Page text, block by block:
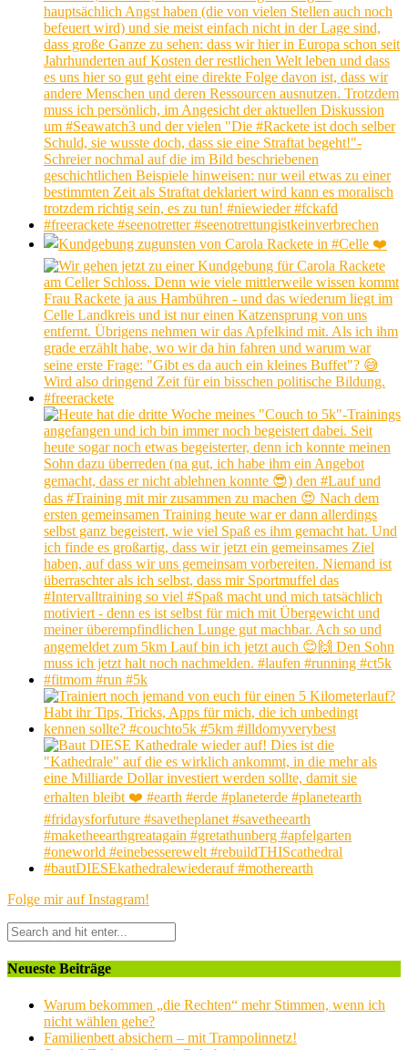
Folge mir auf Instagram!
Neueste Beiträge
Warum bekommen „die Rechten“ mehr Stimmen, wenn ich
nicht wählen gehe?
Familienbett absichern – mit Trampolinnetz!